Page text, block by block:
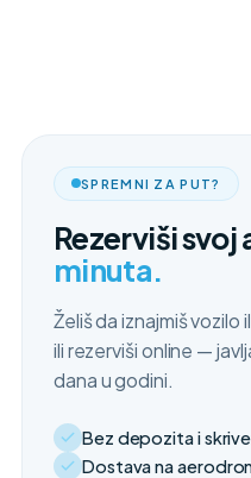
SPREMNI ZA PUT?
Rezerviši svoj
minuta.
Želiš da iznajmiš vozilo
ili rezerviši online —
dana u godini.
Bez depozita i
Dostava na